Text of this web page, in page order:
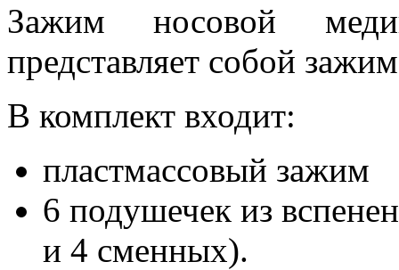
Зажим носовой
представляет собой
В комплект входит:
пластмассовый зажим
6 подушечек из
и 4 сменных).